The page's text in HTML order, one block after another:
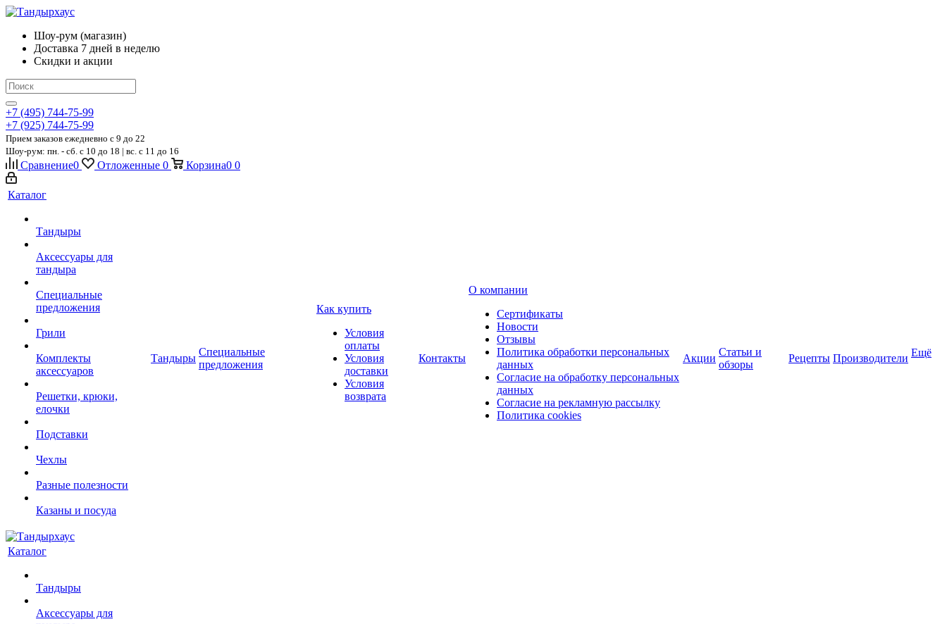
Шоу-рум (магазин)
Доставка 7 дней в неделю
Скидки и акции
+7 (495) 744-75-99
+7 (925) 744-75-99
Прием заказов ежедневно c 9 до 22
Шоу-рум: пн. - сб. с 10 до 18 | вс. с 11 до 16
Сравнение0 Отложенные 0 Корзина0 0
Каталог
Тандыры
Аксессуары для
тандыра
Специальные
предложения
Грили
Комплекты
аксессуаров
Решетки, крюки,
елочки
Подставки
Чехлы
Разные полезности
Казаны и посуда
Тандыры
Специальные
предложения
Как купить
Условия
оплаты
Условия
доставки
Условия
возврата
Контакты
О компании
Сертификаты
Новости
Отзывы
Политика обработки персональных
данных
Согласие на обработку персональных
данных
Согласие на рекламную рассылку
Политика cookies
Акции
Статьи и
обзоры
Рецепты Производители Ещё
Каталог
Тандыры
Аксессуары для